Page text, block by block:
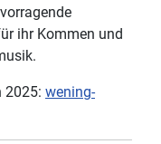
ihr Kommen und
2025: wening-